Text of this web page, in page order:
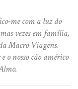
me com a luz do
vezes em família,
Macro Viagens.
o nosso cão américo